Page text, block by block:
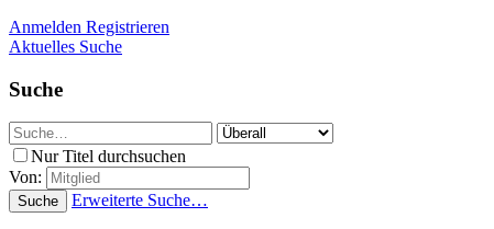
Anmelden Registrieren
Aktuelles Suche
Suche
Nur Titel durchsuchen
Von:
Suche Erweiterte Suche…